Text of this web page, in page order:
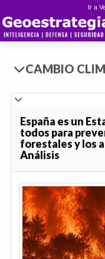
Ir a
CAMBIO
España es un
todos para
forestales y los
Análisis